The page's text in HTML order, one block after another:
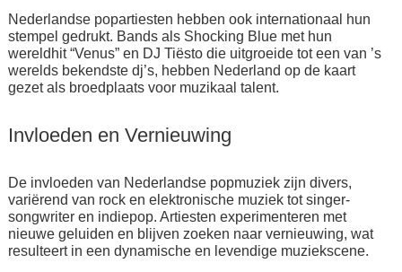
Nederlandse popartiesten hebben ook internationaal hun
stempel gedrukt. Bands als Shocking Blue met hun
wereldhit “Venus” en DJ Tiësto die uitgroeide tot een van ’s
werelds bekendste dj’s, hebben Nederland op de kaart
gezet als broedplaats voor muzikaal talent.
Invloeden en Vernieuwing
De invloeden van Nederlandse popmuziek zijn divers,
variërend van rock en elektronische muziek tot singer-
songwriter en indiepop. Artiesten experimenteren met
nieuwe geluiden en blijven zoeken naar vernieuwing, wat
resulteert in een dynamische en levendige muziekscene.